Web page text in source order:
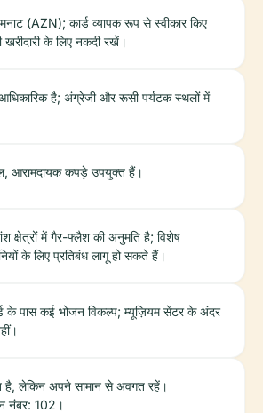
(AZN); कार्ड व्यापक रूप से स्वीकार किए
खरीदारी के लिए नकदी रखें।
है; अंग्रेजी और रूसी पर्यटक स्थलों में
आरामदायक कपड़े उपयुक्त हैं।
क्षेत्रों में गैर-फ्लैश की अनुमति है; विशेष
के लिए प्रतिबंध लागू हो सकते हैं।
के पास कई भोजन विकल्प; म्यूज़ियम सेंटर के अंदर
है, लेकिन अपने सामान से अवगत रहें।
नंबर: 102।